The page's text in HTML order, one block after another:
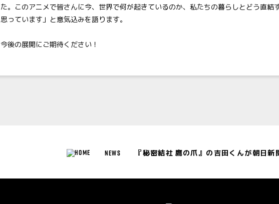
た。このアニメで皆さんに今、世界で何が起きているのか、私たちの暮らしとどう直結
思っています」と意気込みを語ります。
今後の展開にご期待ください！
NEWS